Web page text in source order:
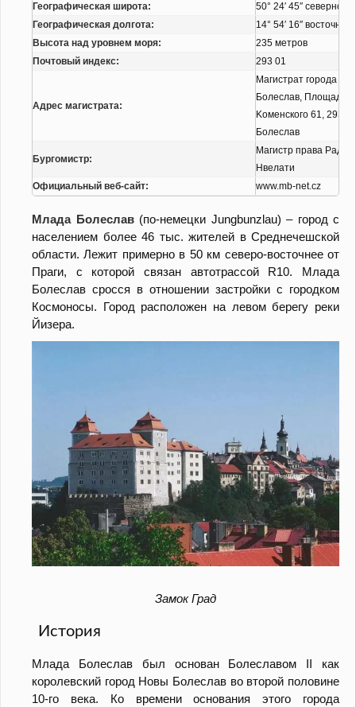
Географическая широта:
50° 24′ 45″ северной
Географическая долгота:
14° 54′ 16″
Высота над уровнем моря:
235 метров
Почтовый индекс:
293 01
Адрес магистрата:
Maгистрат города
Болеслав, Площадь
Koменского 61, 293
Болеслав
Бургомистр:
Mагистр права
Нвелати
Официальный веб-сайт:
www.mb-net.cz
Mлада Болеслав (по-немецки Jungbunzlau) – город с
населением более 46 тыс. жителей в Среднечешской
области. Лежит примерно в 50 км северо-восточнее от
Праги, с которой связан автотрассой R10. Млада
Болеслав сросся в отношении застройки с городком
Космоносы. Город расположен на левом берегу реки
Йизера.
Замок Град
История
Mлада Болеслав был основан Болеславом II как
королевский город Новы Болеслав во второй половине
10-го века. Ко времени основания этого города